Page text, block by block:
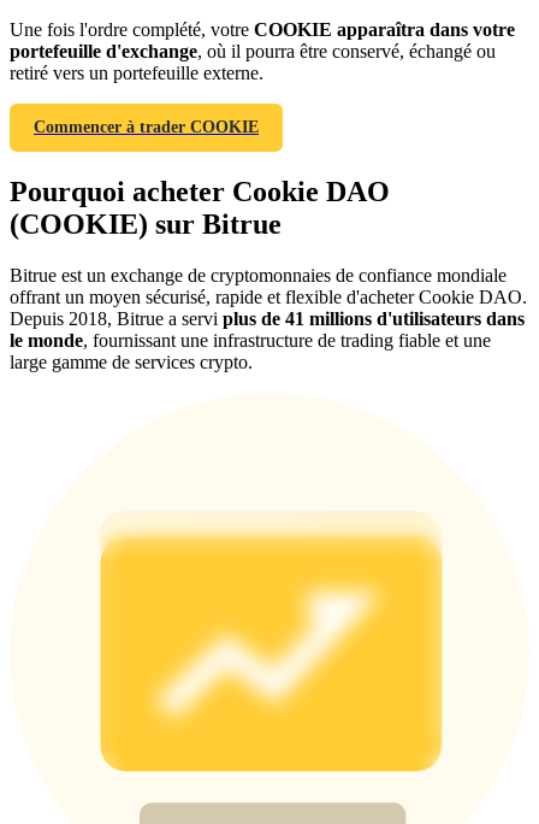
Deposit & Trade BTC to Share 25000 USDT prize pool!
Exclusive for BitMart Users
Register & Trade to Win 500,000 USDT
Precious Metals Trading Carnival
Une fois l'ordre complété, votre COOKIE apparaîtra dans votre
portefeuille d'exchange, où il pourra être conservé, échangé ou
retiré vers un portefeuille externe.
Commencer à trader COOKIE
Pourquoi acheter Cookie DAO
(COOKIE) sur Bitrue
Bitrue est un exchange de cryptomonnaies de confiance mondiale
offrant un moyen sécurisé, rapide et flexible d'acheter Cookie DAO.
Depuis 2018, Bitrue a servi plus de 41 millions d'utilisateurs dans
le monde, fournissant une infrastructure de trading fiable et une
large gamme de services crypto.